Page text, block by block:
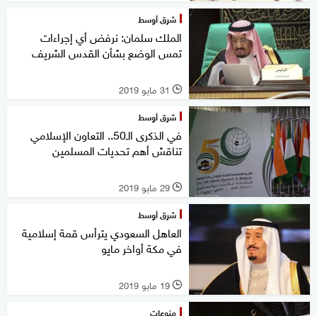
شرق أوسط
الملك سلمان: نرفض أي إجراءات
تمس الوضع بشأن القدس الشريف
l 31 مايو 2019
شرق أوسط
في الذكرى الـ50.. التعاون الإسلامي
تناقش أهم تحديات المسلمين
l 29 مايو 2019
شرق أوسط
العاهل السعودي يترأس قمة إسلامية
في مكة أواخر مايو
l 19 مايو 2019
منوعات